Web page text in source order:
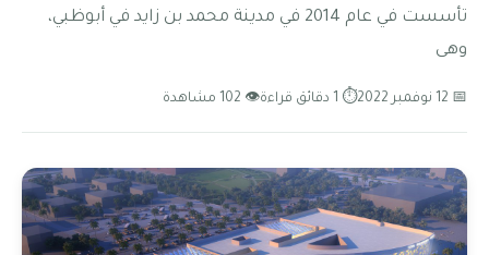
تأسست في عام 2014 في مدينة محمد بن زايد في أبوظبي،
وهى
📅 12 نوفمبر 2022 ⏱ 1 دقائق قراءة 👁 102 مشاهدة